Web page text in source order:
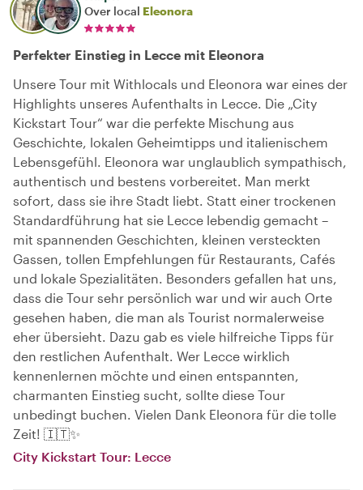
Over local Eleonora
Perfekter Einstieg in Lecce mit Eleonora
Unsere Tour mit Withlocals und Eleonora war eines der
Highlights unseres Aufenthalts in Lecce. Die „City
Kickstart Tour“ war die perfekte Mischung aus
Geschichte, lokalen Geheimtipps und italienischem
Lebensgefühl. Eleonora war unglaublich sympathisch,
authentisch und bestens vorbereitet. Man merkt
sofort, dass sie ihre Stadt liebt. Statt einer trockenen
Standardführung hat sie Lecce lebendig gemacht –
mit spannenden Geschichten, kleinen versteckten
Gassen, tollen Empfehlungen für Restaurants, Cafés
und lokale Spezialitäten. Besonders gefallen hat uns,
dass die Tour sehr persönlich war und wir auch Orte
gesehen haben, die man als Tourist normalerweise
eher übersieht. Dazu gab es viele hilfreiche Tipps für
den restlichen Aufenthalt. Wer Lecce wirklich
kennenlernen möchte und einen entspannten,
charmanten Einstieg sucht, sollte diese Tour
unbedingt buchen. Vielen Dank Eleonora für die tolle
Zeit! 🇮🇹✨
City Kickstart Tour: Lecce